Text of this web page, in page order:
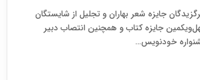
جایزه شعر بهاران و تجلیل از شایستگان
جایزه کتاب و همچنین انتصاب دبیر
خودنویس…